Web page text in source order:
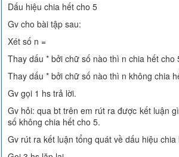
Dấu hiệu chia hết cho 5
Gv cho bài tập sau:
Xét số n =
Thay dấu * bởi chữ số nào thì n chia hết cho
Thay dấu * bởi chữ số nào thì n không chia
Gv gọi 1 hs trả lời.
Gv hỏi: qua bt trên em rút ra được kết luận
số không chia hết cho 5.
Gv rút ra kết luận tổng quát về dấu hiệu chia